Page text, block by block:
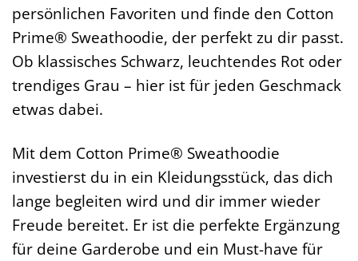
persönlichen Favoriten und finde den Cotton
Prime® Sweathoodie, der perfekt zu dir passt.
Ob klassisches Schwarz, leuchtendes Rot oder
trendiges Grau – hier ist für jeden Geschmack
etwas dabei.
Mit dem Cotton Prime® Sweathoodie
investierst du in ein Kleidungsstück, das dich
lange begleiten wird und dir immer wieder
Freude bereitet. Er ist die perfekte Ergänzung
für deine Garderobe und ein Must-have für